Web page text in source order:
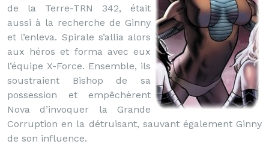
de la Terre-TRN 342, était
aussi à la recherche de Ginny
et l’enleva. Spirale s’allia alors
aux héros et forma avec eux
l’équipe X-Force. Ensemble, ils
soustraient Bishop de sa
possession et empêchèrent
Nova d’invoquer la Grande
Corruption en la détruisant, sauvant également Ginny
de son influence.